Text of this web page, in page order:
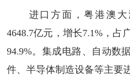
进口方面，粤港澳大
4648.7亿元，增长7.1%，占
94.9%。集成电路、自动数
件、半导体制造设备等主要